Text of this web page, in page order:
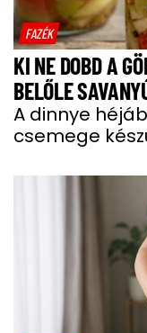
FAZÉK
KI NE DOBD A
BELŐLE
A dinnye
csemege